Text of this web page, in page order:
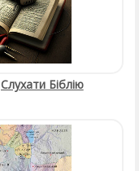
Слухати Біблію